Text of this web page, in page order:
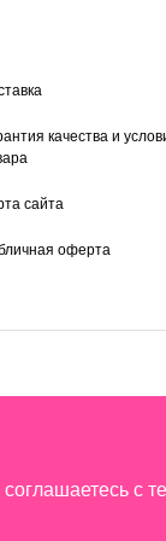
качества и
сайта
оферта